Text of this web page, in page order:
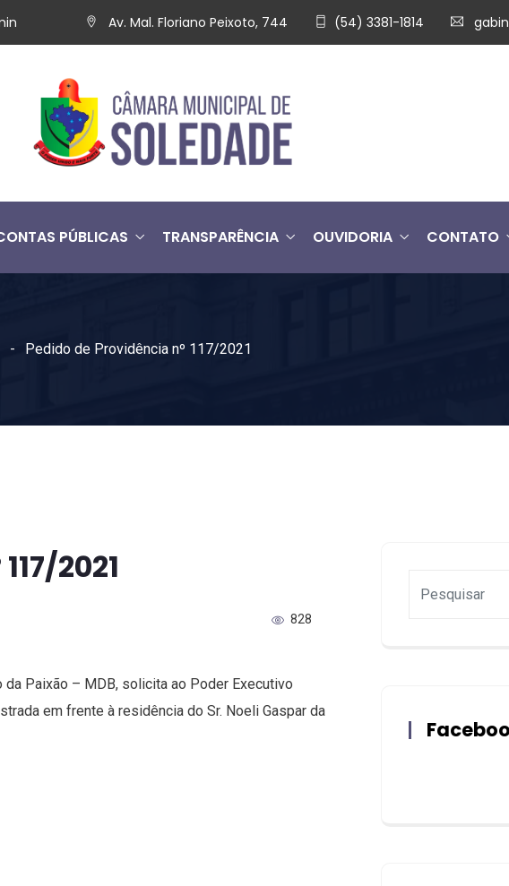
Av. Mal. Floriano Peixoto, 744 (54) 3381-1814
PÚBLICAS TRANSPARÊNCIA OUVIDORIA CONTATO
Pedido de Providência nº 117/2021
2021
828
Paixão – MDB, solicita ao Poder Executivo
em frente à residência do Sr. Noeli Gaspar da